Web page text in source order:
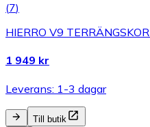
(7)
HIERRO V9
1 949 kr
Leverans: 1-3 dagar
Till butik